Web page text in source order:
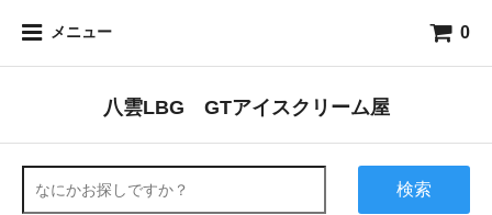
メニュー 0
八雲LBG GTアイスクリーム屋
検索